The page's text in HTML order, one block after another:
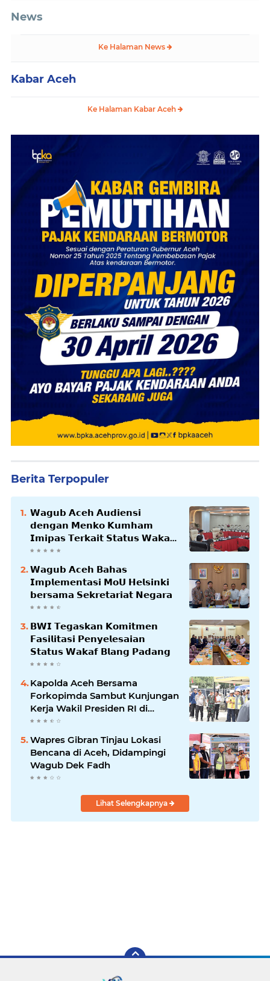
News
Ke Halaman News
Kabar Aceh
Ke Halaman Kabar Aceh
Berita Terpopuler
𝗪𝗮𝗴𝘂𝗯 𝗔𝗰𝗲𝗵 𝗔𝘂𝗱𝗶𝗲𝗻𝘀𝗶
𝗱𝗲𝗻𝗴𝗮𝗻 𝗠𝗲𝗻𝗸𝗼 𝗞𝘂𝗺𝗵𝗮𝗺
𝗜𝗺𝗶𝗽𝗮𝘀 𝗧𝗲𝗿𝗸𝗮𝗶𝘁 𝗦𝘁𝗮𝘁𝘂𝘀 𝗪𝗮𝗸𝗮𝗳
𝗕𝗹𝗮𝗻𝗴𝗽𝗮𝗱𝗮𝗻𝗴
𝗪𝗮𝗴𝘂𝗯 𝗔𝗰𝗲𝗵 𝗕𝗮𝗵𝗮𝘀
𝗜𝗺𝗽𝗹𝗲𝗺𝗲𝗻𝘁𝗮𝘀𝗶 𝗠𝗼𝗨 𝗛𝗲𝗹𝘀𝗶𝗻𝗸𝗶
𝗯𝗲𝗿𝘀𝗮𝗺𝗮 𝗦𝗲𝗸𝗿𝗲𝘁𝗮𝗿𝗶𝗮𝘁 𝗡𝗲𝗴𝗮𝗿𝗮
𝗕𝗪𝗜 𝗧𝗲𝗴𝗮𝘀𝗸𝗮𝗻 𝗞𝗼𝗺𝗶𝘁𝗺𝗲𝗻
𝗙𝗮𝘀𝗶𝗹𝗶𝘁𝗮𝘀𝗶 𝗣𝗲𝗻𝘆𝗲𝗹𝗲𝘀𝗮𝗶𝗮𝗻
𝗦𝘁𝗮𝘁𝘂𝘀 𝗪𝗮𝗸𝗮𝗳 𝗕𝗹𝗮𝗻𝗴 𝗣𝗮𝗱𝗮𝗻𝗴
Kapolda Aceh Bersama
Forkopimda Sambut Kunjungan
Kerja Wakil Presiden RI di
Kabupaten Bireuen
Wapres Gibran Tinjau Lokasi
Bencana di Aceh, Didampingi
Wagub Dek Fadh
Lihat Selengkapnya